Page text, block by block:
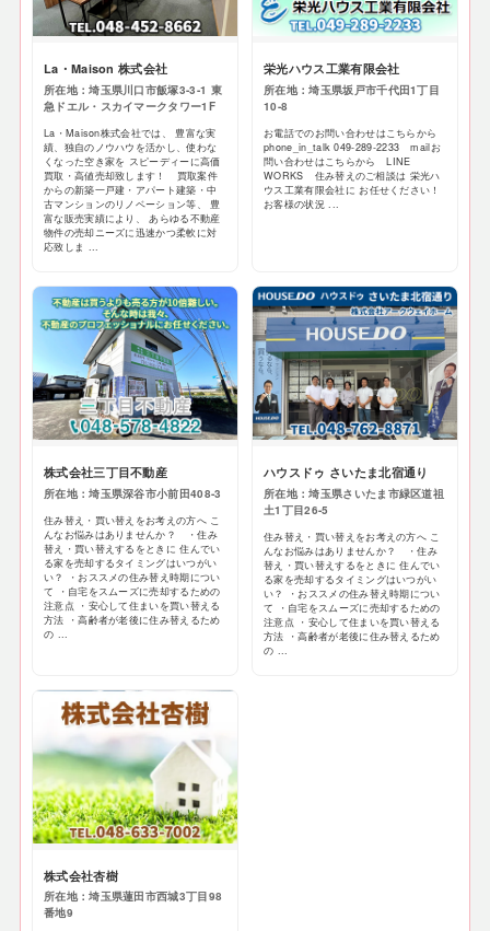
La・Maison 株式会社
所在地：埼玉県川口市飯塚3-3-1 東
急ドエル・スカイマークタワー1F
La・Maison株式会社では、 豊富な実
績、独自のノウハウを活かし、使わな
くなった空き家を スピーディーに高価
買取・高値売却致します！ 買取案件
からの新築一戸建・アパート建築・中
古マンションのリノベーション等、 豊
富な販売実績により、 あらゆる不動産
物件の売却ニーズに迅速かつ柔軟に対
応致しま ...
栄光ハウス工業有限会社
所在地：埼玉県坂戸市千代田1丁目
10-8
お電話でのお問い合わせはこちらから
phone_in_talk 049-289-2233 mailお
問い合わせはこちらから LINE
WORKS 住み替えのご相談は 栄光ハ
ウス工業有限会社に お任せください！
お客様の状況 ...
株式会社三丁目不動産
所在地：埼玉県深谷市小前田408-3
住み替え・買い替えをお考えの方へ こ
んなお悩みはありませんか？ ・住み
替え・買い替えするをときに 住んでい
る家を売却するタイミングはいつがい
い？ ・おススメの住み替え時期につい
て ・自宅をスムーズに売却するための
注意点 ・安心して住まいを買い替える
方法 ・高齢者が老後に住み替えるため
の ...
ハウスドゥ さいたま北宿通り
所在地：埼玉県さいたま市緑区道祖
土1丁目26-5
住み替え・買い替えをお考えの方へ こ
んなお悩みはありませんか？ ・住み
替え・買い替えするをときに 住んでい
る家を売却するタイミングはいつがい
い？ ・おススメの住み替え時期につい
て ・自宅をスムーズに売却するための
注意点 ・安心して住まいを買い替える
方法 ・高齢者が老後に住み替えるため
の ...
株式会社杏樹
所在地：埼玉県蓮田市西城3丁目98
番地9